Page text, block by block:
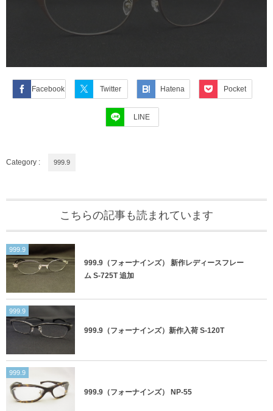
Facebook Twitter Hatena Pocket
LINE
Category : 999.9
こちらの記事も読まれています
999.9
999.9（フォーナインズ） 新作レディースフレー
ム S-725T 追加
999.9
999.9（フォーナインズ）新作入荷 S-120T
999.9
999.9（フォーナインズ） NP-55